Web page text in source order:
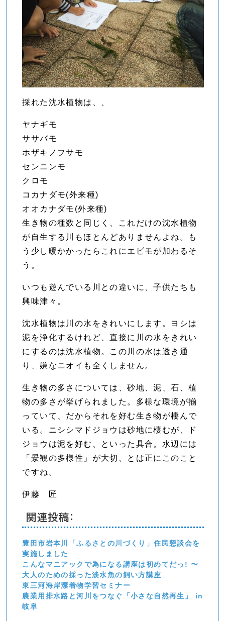
採れた沈水植物は、、
ヤナギモ
ササバモ
ホザキノフサモ
センニンモ
クロモ
コカナダモ(外来種)
オオカナダモ(外来種)
生き物の種数と同じく、これだけの沈水植物
が自生する川もほとんどありませんよね。も
う少し暖かかったらこれにエビモが加わるそ
う。
いつも遊んでいる川との違いに、子供たちも
興味津々。
沈水植物は川の水をきれいにします。ヨシは
泥を浄化するけれど、直接に川の水をきれい
にするのは沈水植物。この川の水は透き通
り、嫌なニオイも全くしません。
生き物の多さについては、砂地、泥、石、植
物の多さが挙げられました。多様な環境が揃
っていて、だからそれを好む生き物が棲んで
いる。ニシシマドジョウは砂地に棲むが、ド
ジョウは泥を好む、といった具合。水辺には
「景観の多様性」が大切、とは正にこのこと
ですね。
伊藤 匠
関連投稿:
豊田市岩本川「ふるさとの川づくり」住民懇談会を
実施しました
こんなマニアックで為になる講座は初めてだっ! 〜
大人のための採った淡水魚の飼い方講座
東三河海岸漂着物学習セミナー
農業用排水路と河川をつなぐ「小さな自然再生」 in
岐阜